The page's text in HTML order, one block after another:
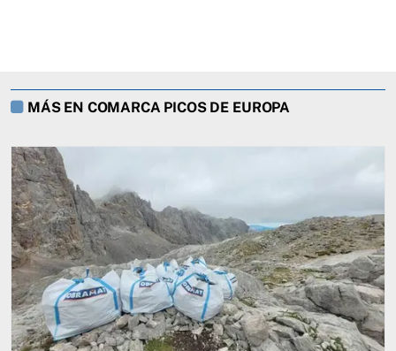
MÁS EN COMARCA PICOS DE EUROPA